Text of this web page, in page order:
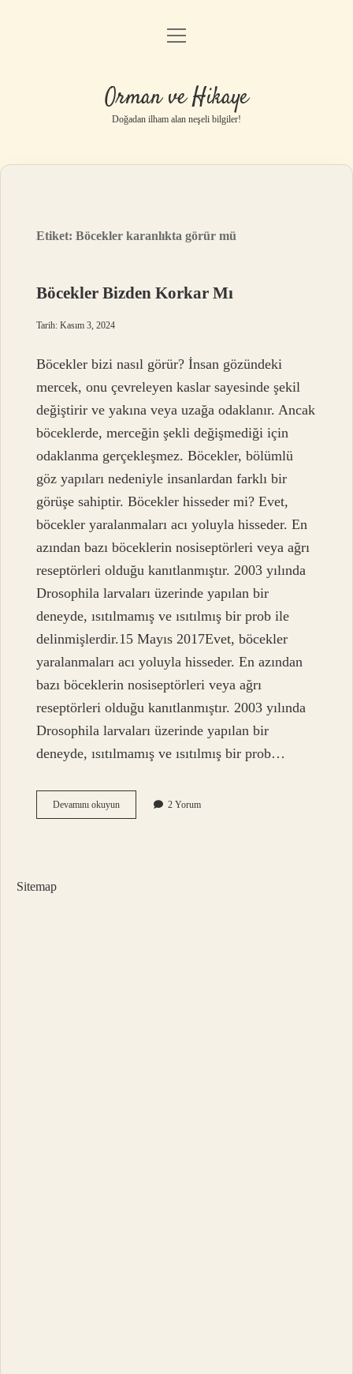
Anasayfa
Yasal Uyarı
menüyü
Orman ve Hikaye
Doğadan ilham alan neşeli bilgiler!
Etiket:Böcekler karanlıkta görür mü
Böcekler Bizden Korkar Mı
Tarih: Kasım 3, 2024
Böcekler bizi nasıl görür? İnsan gözündeki
mercek, onu çevreleyen kaslar sayesinde şekil
değiştirir ve yakına veya uzağa odaklanır. Ancak
böceklerde, merceğin şekli değişmediği için
odaklanma gerçekleşmez. Böcekler, bölümlü
göz yapıları nedeniyle insanlardan farklı bir
görüşe sahiptir. Böcekler hisseder mi? Evet,
böcekler yaralanmaları acı yoluyla hisseder. En
azından bazı böceklerin nosiseptörleri veya ağrı
reseptörleri olduğu kanıtlanmıştır. 2003 yılında
Drosophila larvaları üzerinde yapılan bir
deneyde, ısıtılmamış ve ısıtılmış bir prob ile
delinmişlerdir.15 Mayıs 2017Evet, böcekler
yaralanmaları acı yoluyla hisseder. En azından
bazı böceklerin nosiseptörleri veya ağrı
reseptörleri olduğu kanıtlanmıştır. 2003 yılında
Drosophila larvaları üzerinde yapılan bir
deneyde, ısıtılmamış ve ısıtılmış bir prob…
Devamını okuyunBöcekler
Bizden
2 Yorum
Sitemap